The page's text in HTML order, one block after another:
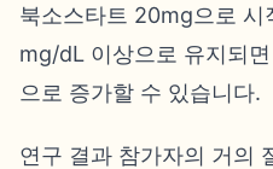
북소스타트 20mg으로 시
mg/dL 이상으로 유지되
으로 증가할 수 있습니다.
연구 결과 참가자의 거의